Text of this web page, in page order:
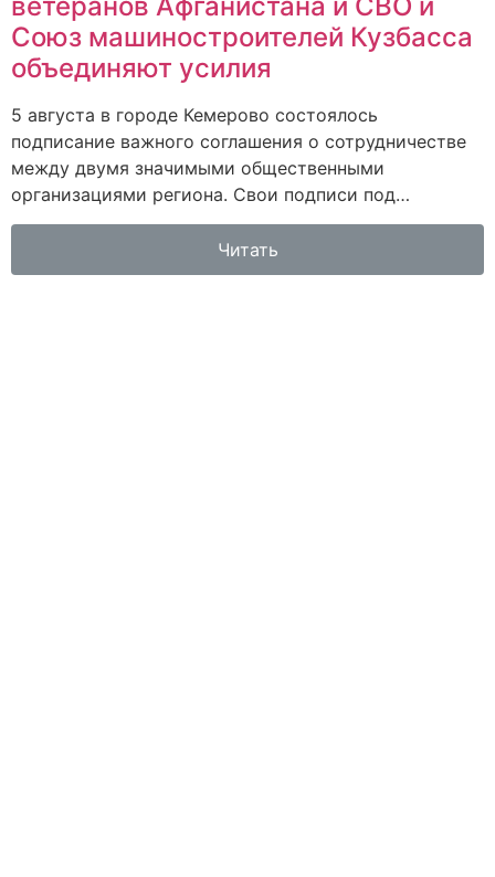
ветеранов Афганистана и СВО и
Союз машиностроителей Кузбасса
объединяют усилия
5 августа в городе Кемерово состоялось
подписание важного соглашения о сотрудничестве
между двумя значимыми общественными
организациями региона. Свои подписи под…
Читать